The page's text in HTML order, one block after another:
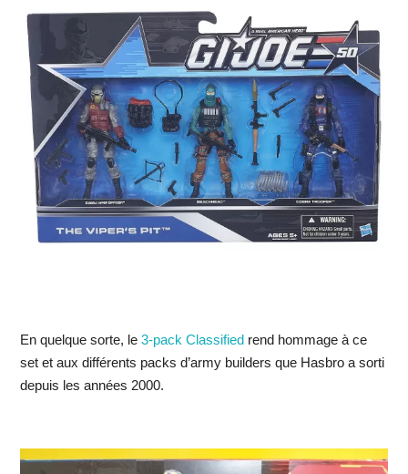
En quelque sorte, le3-pack Classifiedrend hommage à ce
set et aux différents packs d’army builders que Hasbro a sorti
depuis les années 2000.